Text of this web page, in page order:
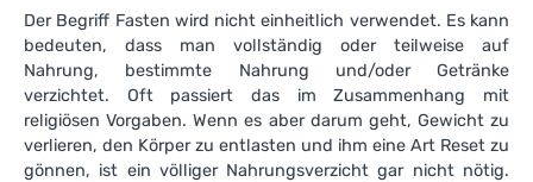
Der Begriff Fasten wird nicht einheitlich verwendet. Es kann
bedeuten, dass man vollständig oder teilweise auf
Nahrung, bestimmte Nahrung und/oder Getränke
verzichtet. Oft passiert das im Zusammenhang mit
religiösen Vorgaben. Wenn es aber darum geht, Gewicht zu
verlieren, den Körper zu entlasten und ihm eine Art Reset zu
gönnen, ist ein völliger Nahrungsverzicht gar nicht nötig.